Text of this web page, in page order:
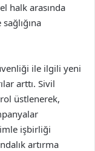
halk arasında
ile ilgili yeni
arttı. Sivil
üstlenerek,
işbirliği
artırma